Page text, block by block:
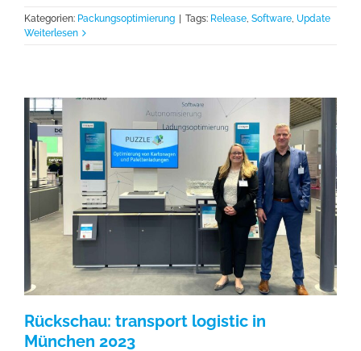
Kategorien: Packungsoptimierung Tags: Release, Software, Update
Weiterlesen
Rückschau: transport logistic in
München 2023